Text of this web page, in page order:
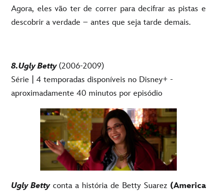
Agora, eles vão ter de correr para decifrar as pistas e
descobrir a verdade – antes que seja tarde demais.
8.Ugly Betty (2006-2009)
Série | 4 temporadas disponíveis no Disney+ -
aproximadamente 40 minutos por episódio
Ugly Bettyconta a história de Betty Suarez (America